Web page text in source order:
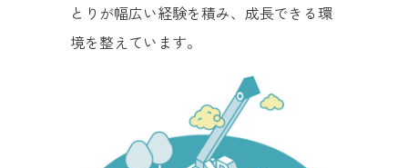
とりが幅広い経験を積み、成長できる環
境を整えています。